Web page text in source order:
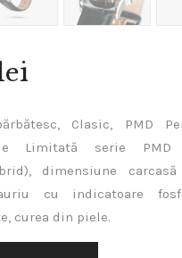
Clasic, PMD
Limitată serie
dimensiune
cu indicatoare
curea din piele.